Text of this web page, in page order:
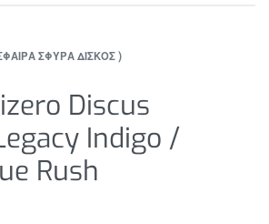
ΣΦΥΡΑ ΔΙΣΚΟΣ )
Discus
Indigo /
Rush